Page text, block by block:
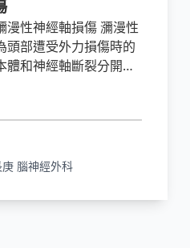
性神經軸損傷 瀰漫性
頭部遭受外力損傷時的
體和神經軸斷裂分開，
，而形成意識障礙，
腦斷層有效診斷，即
誤診斷的情形。90%嚴
最終會維持植物人狀
復意識，不過即使回
預後不甚好的頭部外
腦神經外科